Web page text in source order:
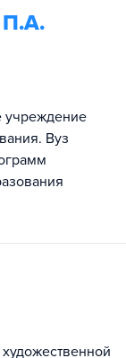
П.А.
учреждение
Вуз